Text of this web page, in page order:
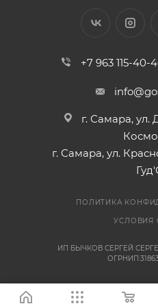
+7 963 115-40-
г. Самара, ул.
г. Самара, ул.
ПОЛИТИКА
УСЛОВИЯ
ИП БЫЧКОВ СЕРГЕЙ